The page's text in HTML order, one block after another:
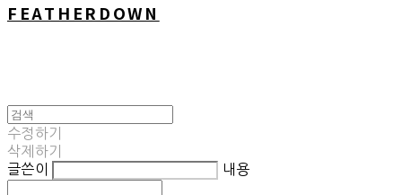
FEATHERDOWN
수정하기
삭제하기
글쓴이
내용